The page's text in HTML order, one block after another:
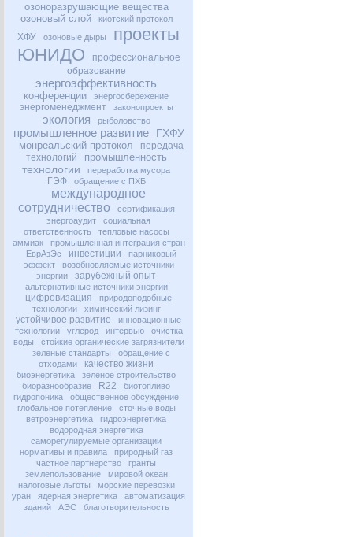
озоноразрушающие вещества
озоновый слой
киотский протокол
ХФУ озоновые дыры
проекты
ЮНИДО
профессиональное
образование
энергоэффективность
конференции энергосбережение
энергоменеджмент законопроекты
экология рыболовство
промышленное развитие ГХФУ
монреальский протокол
передача
технологий
промышленность
технологии переработка мусора
ГЭФ обращение с ПХБ
международное
сотрудничество
сертификация
энергоаудит
социальная
ответственность
тепловые насосы
аммиак
промышленная интеграция стран
ЕврАзЭс
инвестиции
парниковый
эффект
возобновляемые источники
энергии
зарубежный опыт
альтернативные источники энергии
цифровизация
природоподобные
технологии
химический лизинг
устойчивое развитие
инновационные
технологии
углерод интервью
очистка
воды
стойкие органические загрязнители
зеленые стандарты
обращение с
отходами
качество жизни
биоэнергетика
зеленое строительство
биоразнообразие
R22
биотопливо
гидропоника
общественное обсуждение
глобальное потепление
сточные воды
ветроэнергетика
гидроэнергетика
водородная энергетика
саморегулируемые организации
нормативы и правила
природный газ
частное партнерство
гранты
землепользование
мировой океан
налоговые льготы
морские перевозки
уран
ядерная энергетика
автоматизация
зданий
АЭС благотворительность